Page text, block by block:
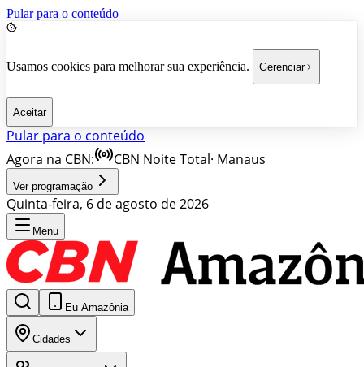
Pular para o conteúdo
Usamos cookies para melhorar sua experiência. Gerenciar
Aceitar
Pular para o conteúdo
Agora na CBN:
CBN Noite Total· Manaus
Ver programação
Quinta-feira, 6 de agosto de 2026
Menu
Eu Amazônia
Cidades